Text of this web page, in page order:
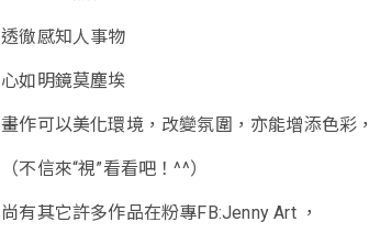
透徹感知人事物
心如明鏡莫塵埃
畫作可以美化環境，改變氛圍，亦能增添色彩
（不信來“視”看看吧！^^）
尚有其它許多作品在粉專FB:Jenny Art ，